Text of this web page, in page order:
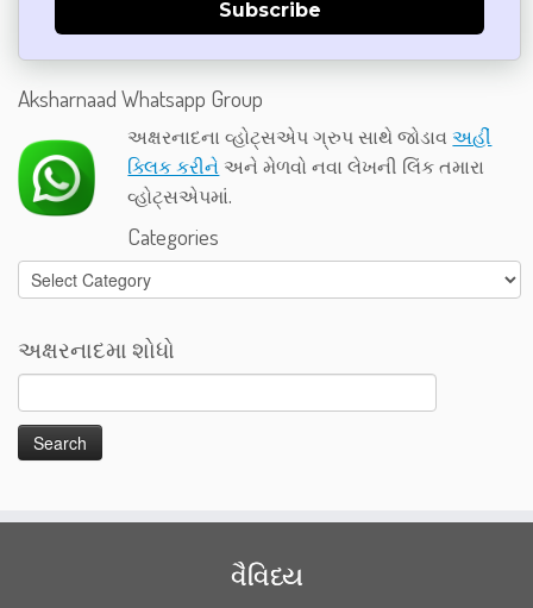
Subscribe
Aksharnaad Whatsapp Group
અક્ષરનાદના વ્હોટ્સએપ ગ્રુપ સાથે જોડાવઅહીં
ક્લિક કરીને અને મેળવો નવા લેખની લિંક તમારા
વ્હોટ્સએપમાં.
Categories
Categories
અક્ષરનાદમા શોધો
વૈવિધ્ય